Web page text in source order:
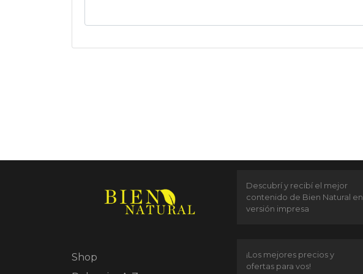
Shop
Descubrí y recibí el mejor
contenido de Bien Natural en
versión impresa
¡Los mejores precios y
ofertas para vos!